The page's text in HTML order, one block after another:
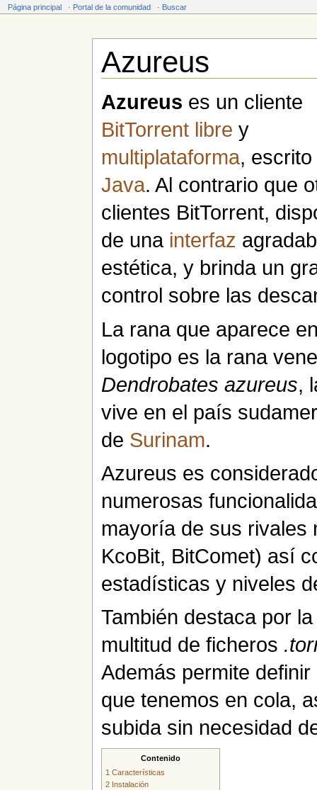
Página principal · Portal de la comunidad · Buscar
Azureus
Azureus es un cliente
BitTorrent libre y
multiplataforma, escrito
Java. Al contrario que
clientes BitTorrent,
de una interfaz
estética, y brinda un
control sobre las
La rana que aparece
logotipo es la rana
Dendrobates azureus,
vive en el país
de Surinam.
Azureus es
numerosas
mayoría de sus rivales
KcoBit, BitComet) así
estadísticas y niveles
También destaca por
multitud de ficheros
Además permite
que tenemos en cola,
subida sin necesidad
Contenido
1 Características
2 Instalación